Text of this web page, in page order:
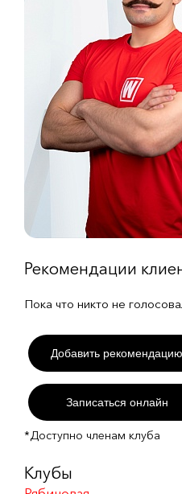
Рекомендации
Пока что никто не
Добавить рекомендацию
Записаться онлайн
*Доступно членам клуба
Клубы